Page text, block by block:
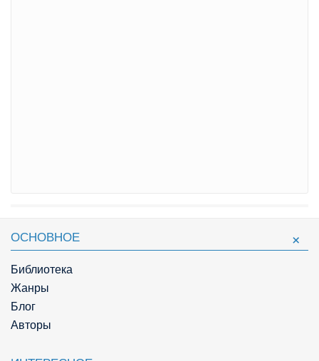
ОСНОВНОЕ
Библиотека
Жанры
Блог
Авторы